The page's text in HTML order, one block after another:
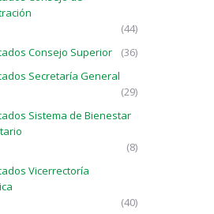
(44)
Consejo Superior
(36)
Secretaría General
(29)
Sistema de Bienestar
(8)
Vicerrectoría
(40)